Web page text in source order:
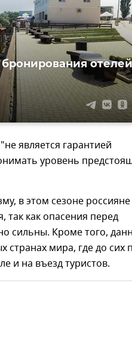
является гарантией
уровень
в этом сезоне россияне
так как опасения перед
сильны. Кроме того,
странах мира, где до сих
и на въезд туристов.